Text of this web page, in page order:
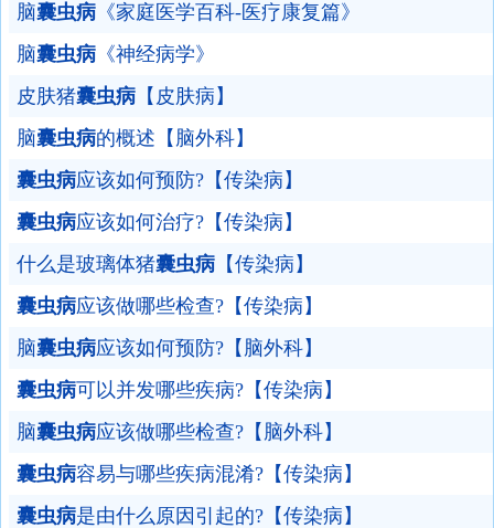
脑囊虫病 《家庭医学百科-医疗康复篇》
脑囊虫病 《神经病学》
皮肤猪囊虫病 【皮肤病】
脑囊虫病的概述【脑外科】
囊虫病应该如何预防?【传染病】
囊虫病应该如何治疗?【传染病】
什么是玻璃体猪囊虫病 【传染病】
囊虫病应该做哪些检查?【传染病】
脑囊虫病应该如何预防?【脑外科】
囊虫病可以并发哪些疾病?【传染病】
脑囊虫病应该做哪些检查?【脑外科】
囊虫病容易与哪些疾病混淆?【传染病】
囊虫病是由什么原因引起的?【传染病】